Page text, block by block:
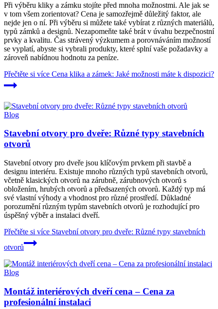
Při výběru kliky a zámku stojíte před mnoha možnostmi. Ale jak se
v tom všem zorientovat? Cena je samozřejmě důležitý faktor, ale
nejde jen o ní. Při výběru si můžete také vybírat z různých materiálů,
typů zámků a designů. Nezapomeňte také brát v úvahu bezpečnostní
prvky a kvalitu. Čas strávený výzkumem a porovnáváním možností
se vyplatí, abyste si vybrali produkty, které splní vaše požadavky a
zároveň nabídnou hodnotu za peníze.
Přečtěte si více Cena klika a zámek: Jaké možnosti máte k dispozici?
Blog
Stavební otvory pro dveře: Různé typy stavebních
otvorů
Stavební otvory pro dveře jsou klíčovým prvkem při stavbě a
designu interiéru. Existuje mnoho různých typů stavebních otvorů,
včetně klasických otvorů na zárubně, zárubnových otvorů s
obložením, hrubých otvorů a předsazených otvorů. Každý typ má
své vlastní výhody a vhodnost pro různé prostředí. Důkladné
porozumění různým typům stavebních otvorů je rozhodující pro
úspěšný výběr a instalaci dveří.
Přečtěte si více Stavební otvory pro dveře: Různé typy stavebních
otvorů
Blog
Montáž interiérových dveří cena – Cena za
profesionální instalaci